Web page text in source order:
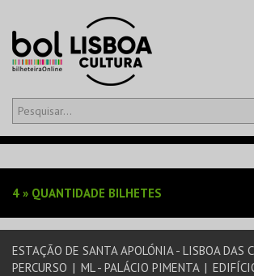
Olá,iniciar sessão
EVENTOS
CARTÕES
4 » QUANTIDADE BILHETES
ESTAÇÃO DE SANTA APOLÓNIA - LISBOA DAS
PERCURSO | ML - PALÁCIO PIMENTA |